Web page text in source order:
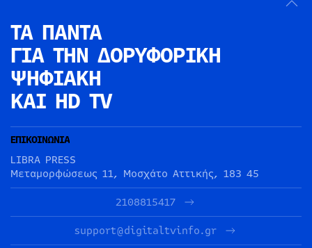
ΤΑ ΠΑΝΤΑ
ΓΙΑ ΤΗΝ ΔΟΡΥΦΟΡΙΚΗ
ΨΗΦΙΑΚΗ
ΚΑΙ HD TV
ΕΠΙΚΟΙΝΩΝΙΑ
LIBRA PRESS
Μεταμορφώσεως 11, Μοσχάτο Αττικής, 183 45
2108815417
support@digitaltvinfo.gr